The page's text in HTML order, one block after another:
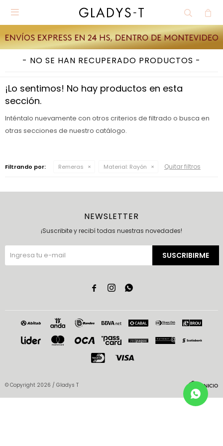

NO SE HAN RECUPERADO PRODUCTOS
¡Lo sentimos! No hay productos en esta
sección.
Inténtalo nuevamente con otros criterios de filtrado o busca en
otras secciones de nuestro catálogo.
Filtrando por: Remeras Material: Rayón Quitar filtros
NEWSLETTER
¡Suscribite y recibí todas nuestras novedades!
SUSCRIBIRME
  
© Copyright 2026 / Gladys T